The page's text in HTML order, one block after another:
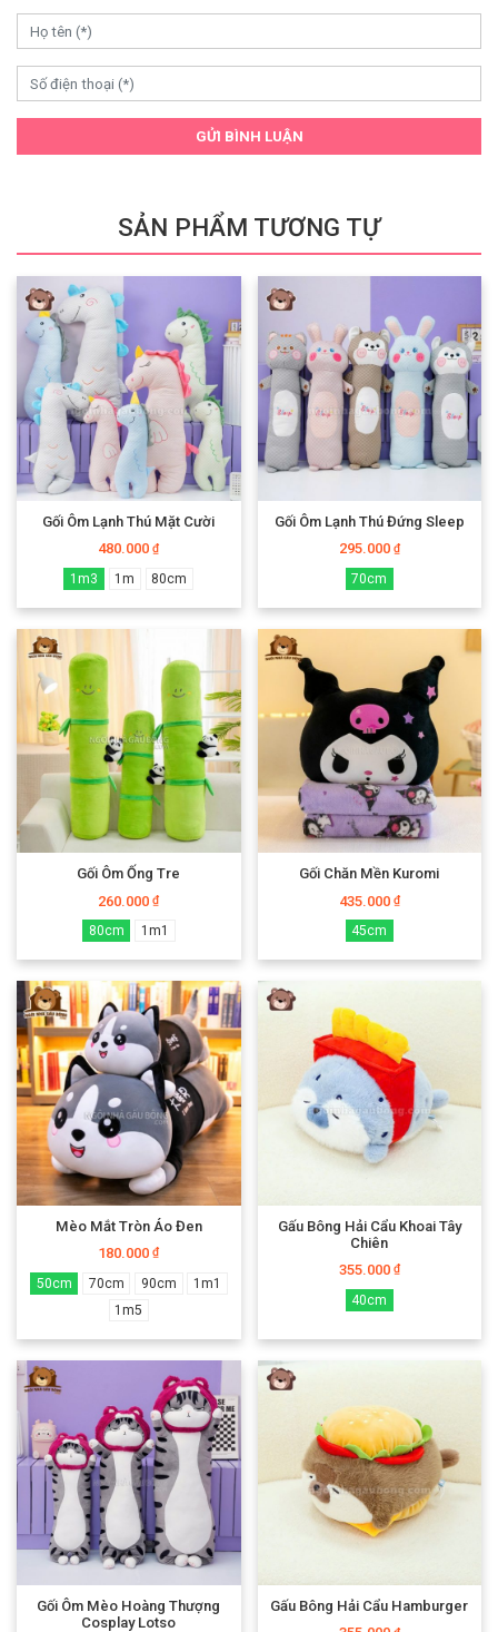
GỬI BÌNH LUẬN
SẢN PHẨM TƯƠNG TỰ
Gối Ôm Lạnh Thú Mặt Cười
480.000₫
1m3 1m 80cm
Gối Ôm Lạnh Thú Đứng Sleep
295.000 ₫
70cm
Gối Ôm Ống Tre
260.000₫
80cm 1m1
Gối Chăn Mền Kuromi
435.000 ₫
45cm
Mèo Mắt Tròn Áo Đen
180.000₫
50cm 70cm 90cm
1m1
1m5
Gấu Bông Hải Cẩu Khoai Tây
Chiên
355.000 ₫
40cm
Gối Ôm Mèo Hoàng Thượng
Cosplay Lotso
Gấu Bông Hải Cẩu Hamburger